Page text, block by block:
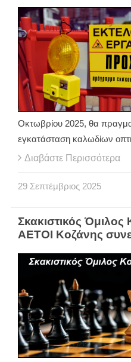
Οκτωβρίου 2025, θα
εγκατάσταση καλωδίων
Διαβάστε Περισσότερα
29 Σεπτέμβριος 2025
Σκακιστικός Όμιλος
ΑΕΤΟΙ Κοζάνης